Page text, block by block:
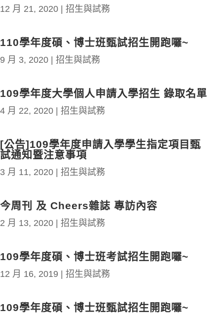
12 月 21, 2020 招生與試務
110學年度碩、博士班甄試招生開跑囉~
9 月 3, 2020 招生與試務
109學年度大學個人申請入學招生 錄取名單
4 月 22, 2020 招生與試務
[公告]109學年度申請入學學生指定項目甄
試通知暨注意事項
3 月 11, 2020 招生與試務
今周刊 及 Cheers雜誌 專訪內容
2 月 13, 2020 招生與試務
109學年度碩、博士班考試招生開跑囉~
12 月 16, 2019 招生與試務
109學年度碩、博士班甄試招生開跑囉~